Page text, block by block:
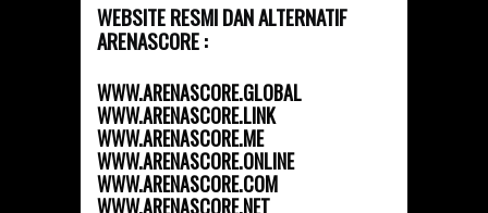
WEBSITE RESMI DAN ALTERNATIF
ARENASCORE :
WWW.ARENASCORE.GLOBAL
WWW.ARENASCORE.LINK
WWW.ARENASCORE.ME
WWW.ARENASCORE.ONLINE
WWW.ARENASCORE.COM
WWW.ARENASCORE.NET